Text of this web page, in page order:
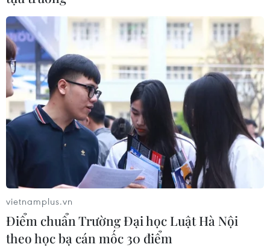
vietnamplus.vn
Điểm chuẩn Trường Đại học Luật Hà Nội
theo học bạ cán mốc 30 điểm